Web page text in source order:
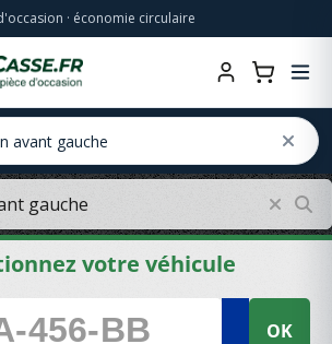
· économie circulaire
votre véhicule
OK